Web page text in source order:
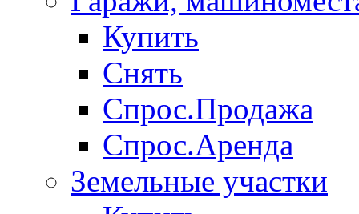
Купить
Снять
Спрос.Продажа
Спрос.Аренда
Земельные участки